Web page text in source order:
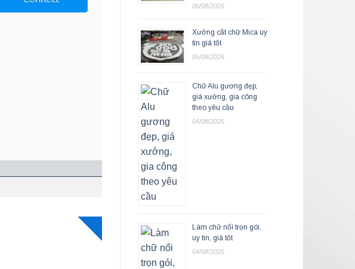
06/08/2026
Xưởng cắt chữ Mica uy
tín giá tốt
06/08/2026
Chữ Alu gương đẹp,
giá xưởng, gia công
theo yêu cầu
04/08/2026
Làm chữ nổi trọn gói,
uy tín, giá tốt
04/08/2026